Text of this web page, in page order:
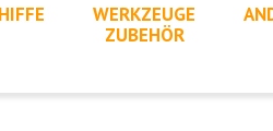
WERKZEUGE
ZUBEHÖR